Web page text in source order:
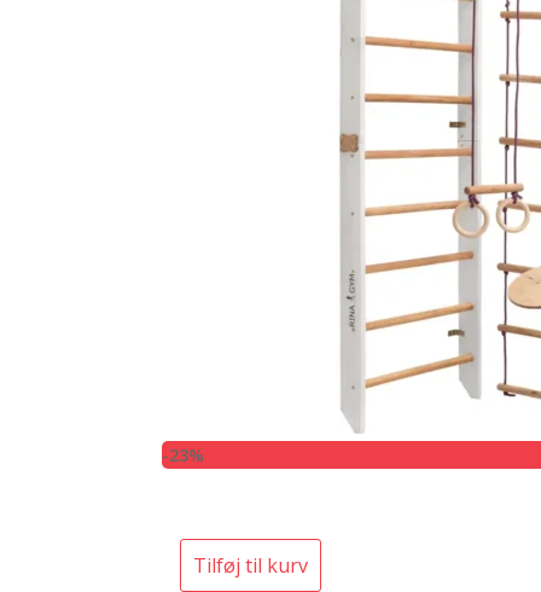
-23%
Tilføj til kurv